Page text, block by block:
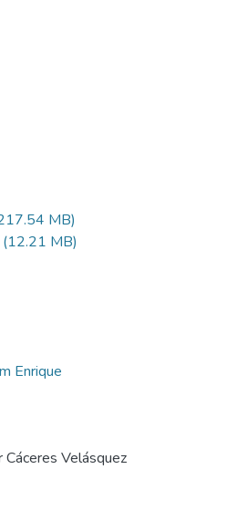
MB)
(12.21 MB)
Enrique
Velásquez